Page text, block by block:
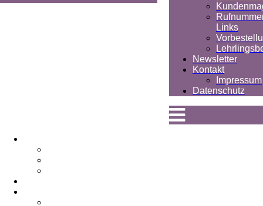
Links
Newsletter
Kontakt
Impressum
Datenschutz